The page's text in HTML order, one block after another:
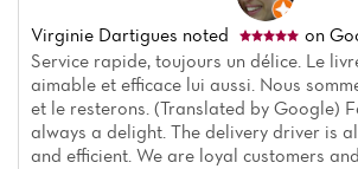
Virginie Dartigues noted
on
Service rapide, toujours un délice. Le
aimable et efficace lui aussi. Nous
et le resterons. (Translated by Google)
always a delight. The delivery driver is
and efficient. We are loyal customers